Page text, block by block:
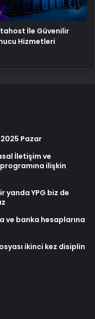
İle Güvenilir
Hizmetleri
2025 Pazar
İletişim ve
ilişkin
yanda YPG biz de
ve banka hesaplarına
ikinci kez disiplin